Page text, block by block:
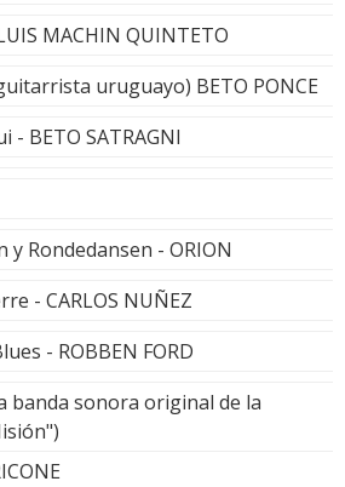
MACHIN QUINTETO
uruguayo) BETO PONCE
- BETO SATRAGNI
y Rondedansen - ORION
- CARLOS NUÑEZ
- ROBBEN FORD
banda sonora original de la